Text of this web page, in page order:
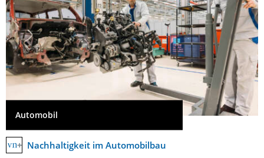
Automobil
Nachhaltigkeit im Automobilbau